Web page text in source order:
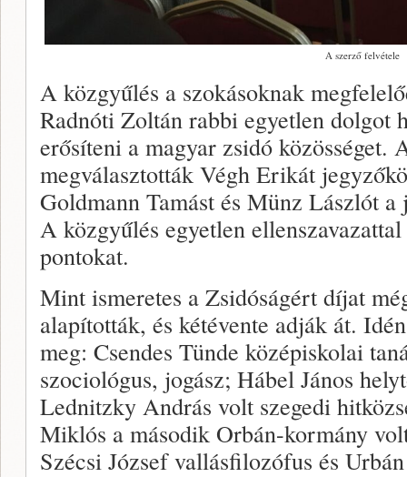
A szerző felvétele
A közgyűlés a szokásoknak
Radnóti Zoltán rabbi egyetlen dolgot
erősíteni a magyar zsidó közösséget.
megválasztották Végh Erikát
Goldmann Tamást és Münz Lászlót
A közgyűlés egyetlen
pontokat.
Mint ismeretes a Zsidóságért díjat
alapították, és kétévente adják át.
meg: Csendes Tünde középiskolai
szociológus, jogász; Hábel János
Lednitzky András volt szegedi
Miklós a második Orbán-kormány
Szécsi József vallásfilozófus és